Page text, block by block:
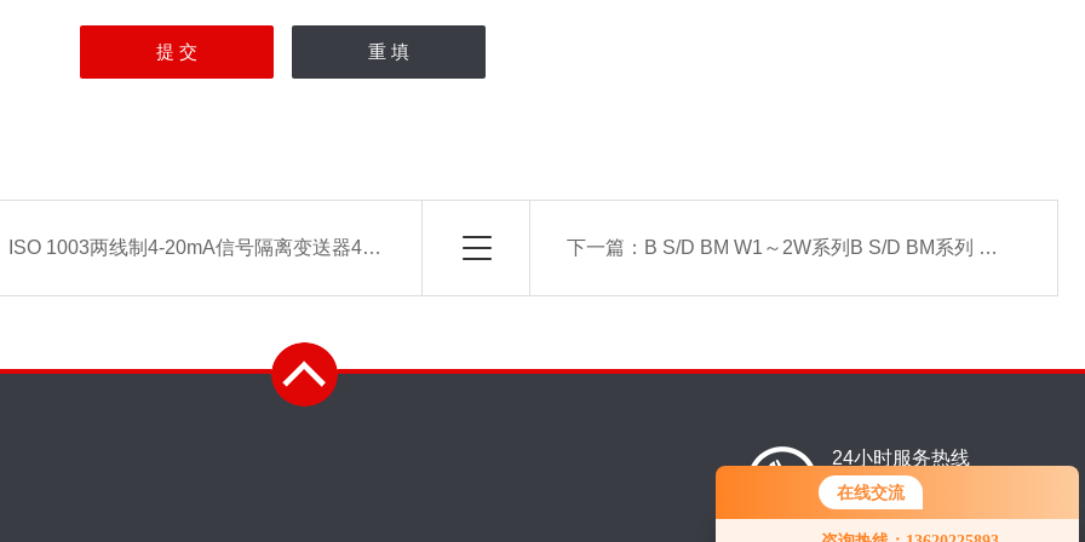
在线交流
ISO 1003两线制4-20mA信号隔离变送器4-20MA/0-20MA IC隔离器 下一篇： B S/D BM W1～2W系列B S/D BM系列 W1 W2 W5 W75 1W模块电源
24小时服务热线
13620225893